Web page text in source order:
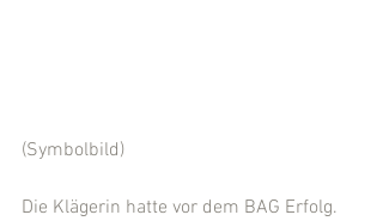
(Symbolbild)
Die Klägerin hatte vor dem BAG Erfolg.